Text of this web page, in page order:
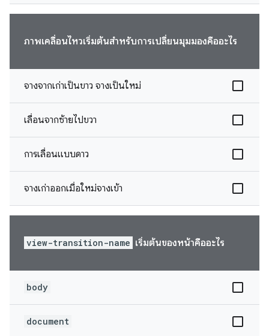
ภาพเคลื่อนไหวเริ่มต้นสำหรับการเปลี่ยนมุมมองคืออะไร
จางจากเก่าเป็นขาว จางเป็นใหม่
เลื่อนจากซ้ายไปขวา
การเลื่อนแบบดาว
จางเก่าออกเมื่อใหม่จางเข้า
view-transition-name เริ่มต้นของหน้าคืออะไร
body
document